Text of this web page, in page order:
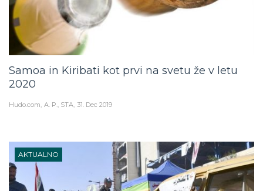
Samoa in Kiribati kot prvi na svetu že v letu
2020
Hudo.com A. P., STA 31. Dec 2019
AKTUALNO